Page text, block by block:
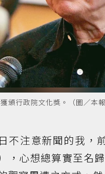
頒行政院文化獎。（圖／本報
不注意新聞的我，
，心想總算實至名